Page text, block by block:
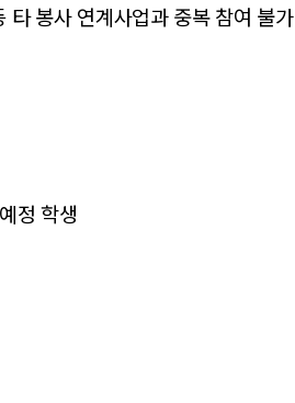
타 봉사 연계사업과 중복 참여 불가
정 학생